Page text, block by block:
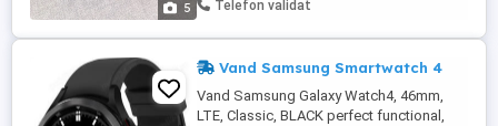
5 Telefon validat
Vand Samsung Smartwatch 4
Vand Samsung Galaxy Watch4, 46mm,
LTE, Classic, BLACK perfect functional,